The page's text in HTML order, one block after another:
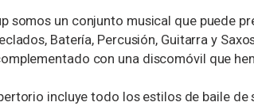
somos un conjunto musical que puede
Batería, Percusión, Guitarra y
con una discomóvil que
incluye todo los estilos de baile de